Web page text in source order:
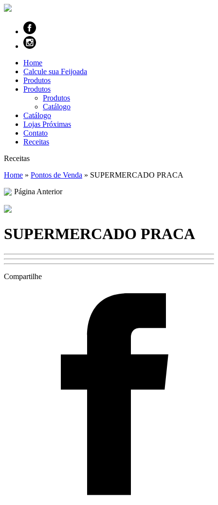
Home
Calcule sua Feijoada
Produtos
Produtos
Produtos
Catálogo
Catálogo
Lojas Próximas
Contato
Receitas
Receitas
Home » Pontos de Venda » SUPERMERCADO PRACA
Página Anterior
SUPERMERCADO PRACA
Compartilhe